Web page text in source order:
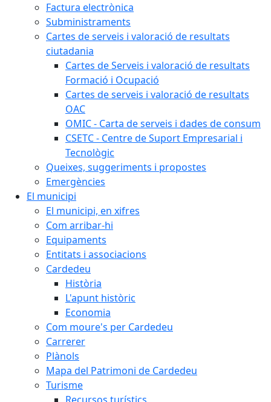
Factura electrònica
Subministraments
Cartes de serveis i valoració de resultats
ciutadania
Cartes de Serveis i valoració de resultats
Formació i Ocupació
Cartes de serveis i valoració de resultats
OAC
OMIC - Carta de serveis i dades de consum
CSETC - Centre de Suport Empresarial i
Tecnològic
Queixes, suggeriments i propostes
Emergències
El municipi
El municipi, en xifres
Com arribar-hi
Equipaments
Entitats i associacions
Cardedeu
Història
L'apunt històric
Economia
Com moure's per Cardedeu
Carrerer
Plànols
Mapa del Patrimoni de Cardedeu
Turisme